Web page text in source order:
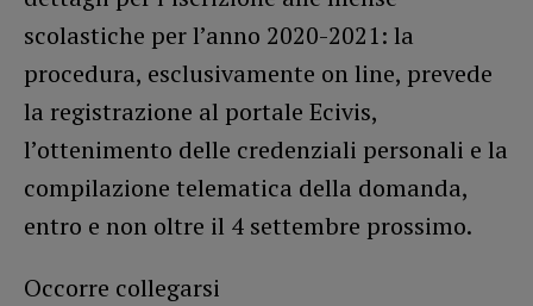
scolastiche per l’anno 2020-2021: la
procedura, esclusivamente on line, prevede
la registrazione al portale Ecivis,
l’ottenimento delle credenziali personali e la
compilazione telematica della domanda,
entro e non oltre il 4 settembre prossimo.
Occorre collegarsi